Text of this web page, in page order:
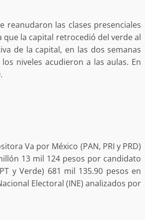
reanudaron las clases presenciales
la capital retrocedió del verde al
de la capital, en las dos semanas
niveles acudieron a las aulas. En
Va por México (PAN, PRI y PRD)
13 mil 124 pesos por candidato
y Verde) 681 mil 135.90 pesos en
Electoral (INE) analizados por
orden de aprehensión por el